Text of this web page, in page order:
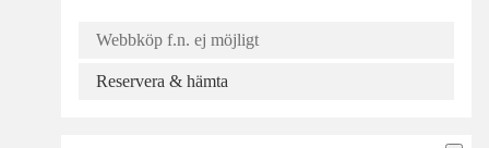
Webbköp f.n. ej möjligt
Reservera & hämta